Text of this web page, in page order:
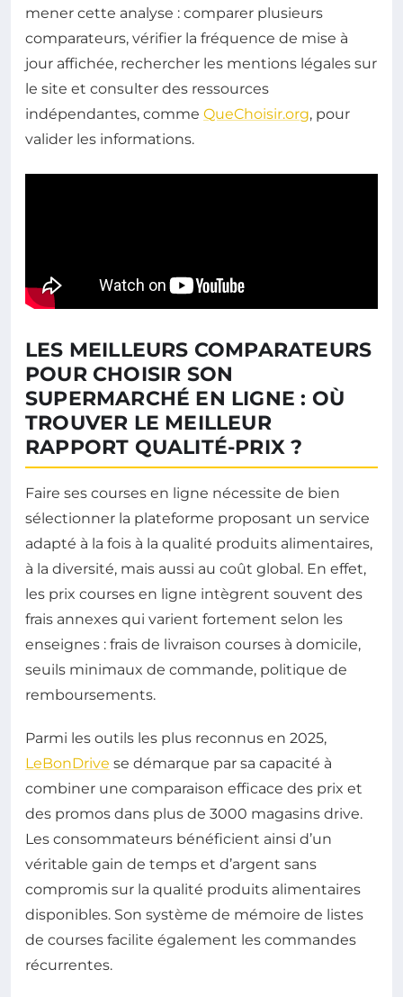
mener cette analyse : comparer plusieurs
comparateurs, vérifier la fréquence de mise à
jour affichée, rechercher les mentions légales sur
le site et consulter des ressources
indépendantes, comme QueChoisir.org, pour
valider les informations.
LES MEILLEURS COMPARATEURS
POUR CHOISIR SON
SUPERMARCHÉ EN LIGNE : OÙ
TROUVER LE MEILLEUR
RAPPORT QUALITÉ-PRIX ?
Faire ses courses en ligne nécessite de bien
sélectionner la plateforme proposant un service
adapté à la fois à la qualité produits alimentaires,
à la diversité, mais aussi au coût global. En effet,
les prix courses en ligne intègrent souvent des
frais annexes qui varient fortement selon les
enseignes : frais de livraison courses à domicile,
seuils minimaux de commande, politique de
remboursements.
Parmi les outils les plus reconnus en 2025,
LeBonDrive se démarque par sa capacité à
combiner une comparaison efficace des prix et
des promos dans plus de 3000 magasins drive.
Les consommateurs bénéficient ainsi d’un
véritable gain de temps et d’argent sans
compromis sur la qualité produits alimentaires
disponibles. Son système de mémoire de listes
de courses facilite également les commandes
récurrentes.